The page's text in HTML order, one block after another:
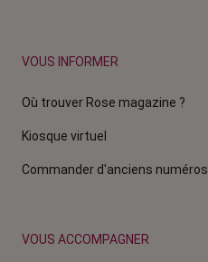
VOUS INFORMER
Où trouver Rose magazine ?
Kiosque virtuel
Commander d'anciens numéros
VOUS ACCOMPAGNER